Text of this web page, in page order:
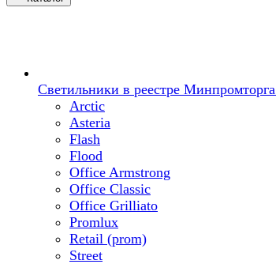
Светильники в реестре Минпромторга
Arctic
Asteria
Flash
Flood
Office Armstrong
Office Classic
Office Grilliato
Promlux
Retail (prom)
Street